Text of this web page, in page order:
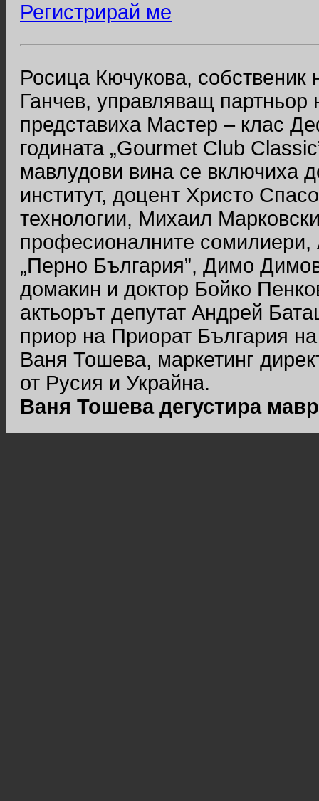
Регистрирай ме
Росица Кючукова, собственик
Ганчев, управляващ
представиха Мастер – клас
годината „Gourmet Club
мавлудови вина се включиха
институт, доцент Христо
технологии, Михаил
професионалните
„Перно България”, Димо
домакин и доктор Бойко
актьорът депутат Андрей
приор на Приорат България
Ваня Тошева, маркетинг
от Русия и Украйна.
Ваня Тошева дегустира